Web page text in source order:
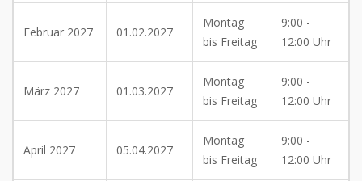
Februar 2027 01.02.2027
Montag
bis Freitag
9:00 -
12:00 Uhr
März 2027 01.03.2027
Montag
bis Freitag
9:00 -
12:00 Uhr
April 2027 05.04.2027
Montag
bis Freitag
9:00 -
12:00 Uhr